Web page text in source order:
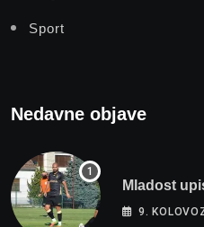
Sport
Nedavne objave
Mladost
9.